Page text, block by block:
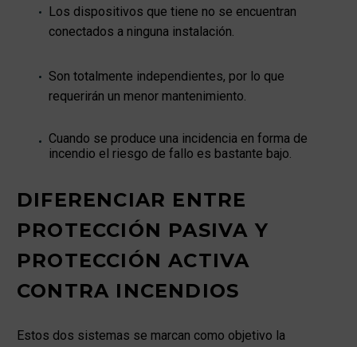
Los dispositivos que tiene no se encuentran
conectados a ninguna instalación.
Son totalmente independientes, por lo que
requerirán un menor mantenimiento.
Cuando se produce una incidencia en forma de
incendio el riesgo de fallo es bastante bajo.
DIFERENCIAR ENTRE
PROTECCIÓN PASIVA Y
PROTECCIÓN ACTIVA
CONTRA INCENDIOS
Estos dos sistemas se marcan como objetivo la